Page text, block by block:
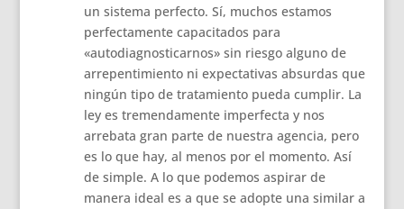
un sistema perfecto. Sí, muchos estamos
perfectamente capacitados para
«autodiagnosticarnos» sin riesgo alguno de
arrepentimiento ni expectativas absurdas que
ningún tipo de tratamiento pueda cumplir. La
ley es tremendamente imperfecta y nos
arrebata gran parte de nuestra agencia, pero
es lo que hay, al menos por el momento. Así
de simple. A lo que podemos aspirar de
manera ideal es a que se adopte una similar a